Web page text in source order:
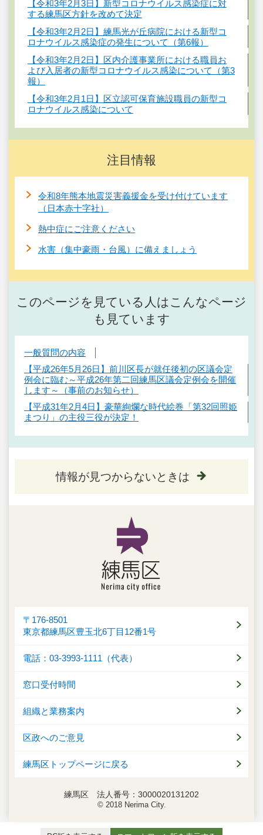
【令和3年2月3日】新型コロナウイルス感染症に対
する練馬区方針を改めて決定
【令和3年2月2日】練馬光が丘病院における新型コ
ロナウイルス感染症の発生について（第6報）
【令和3年2月2日】区内介護事業所における職員お
よび入居者の新型コロナウイルス感染について（第3
報）
【令和3年2月1日】区立認可保育施設職員の新型コ
ロナウイルス感染について
注目情報
令和8年熊本地震災害義援金を受け付けています
（日本赤十字社）
熱中症にご注意ください
水害（集中豪雨・台風）に備えましょう
このページを見ている人はこんなページ
も見ています
一般質問の内容
【平成26年5月26日】前川区長が就任後初の区議会定
例会に臨む～平成26年第二回練馬区議会定例会を開催
します～（事前のお知らせ）
【平成31年2月4日】豪華絢爛な時代絵巻「第32回照姫
まつり」の主役三役が決定！
情報が見つからないときは
〒176-8501
東京都練馬区豊玉北6丁目12番1号
電話：03-3993-1111（代表）
窓口受付時間
組織と業務案内
区政へのご意見
練馬区トップページに戻る
練馬区 法人番号：3000020131202
© 2018 Nerima City.